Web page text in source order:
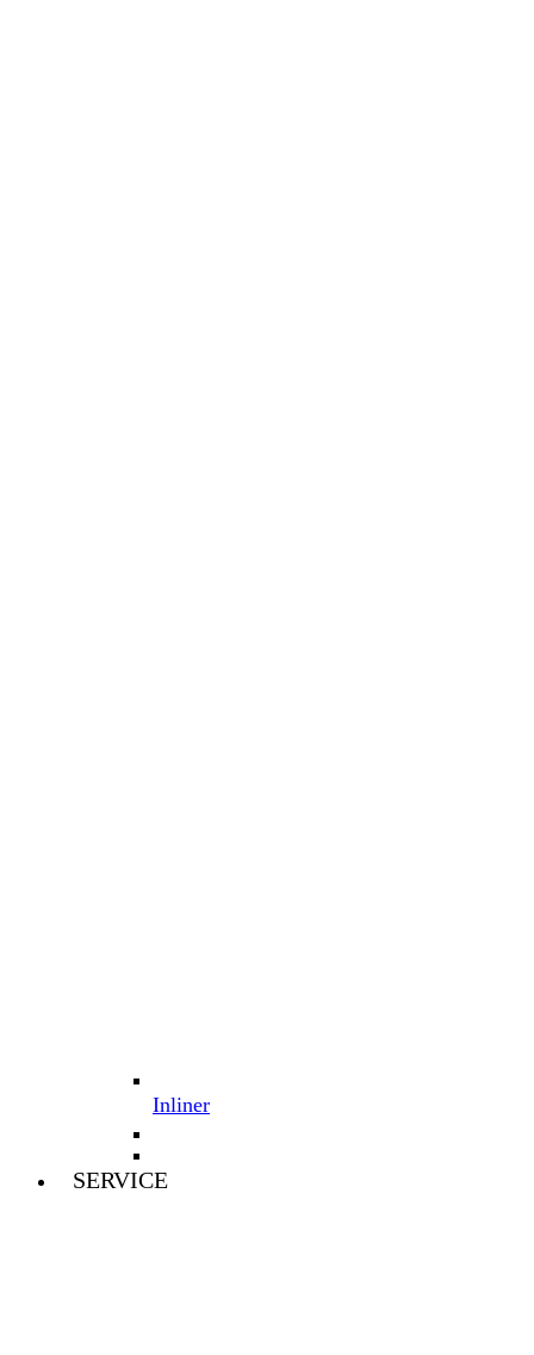
Inliner
SERVICE